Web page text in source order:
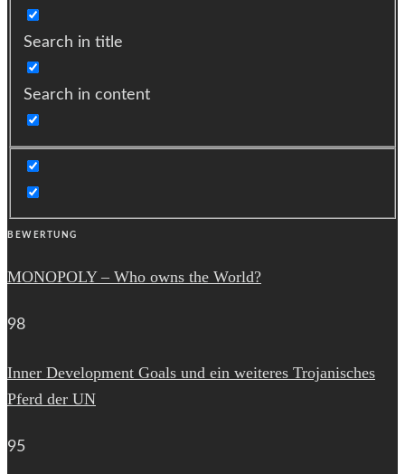
Search in title
Search in content
BEWERTUNG
MONOPOLY – Who owns the World?
98
Inner Development Goals und ein weiteres Trojanisches
Pferd der UN
95